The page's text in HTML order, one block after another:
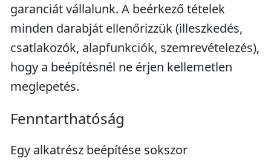
garanciát vállalunk. A beérkező tételek
minden darabját ellenőrizzük (illeszkedés,
csatlakozók, alapfunkciók, szemrevételezés),
hogy a beépítésnél ne érjen kellemetlen
meglepetés.
Fenntarthatóság
Egy alkatrész beépítése sokszor